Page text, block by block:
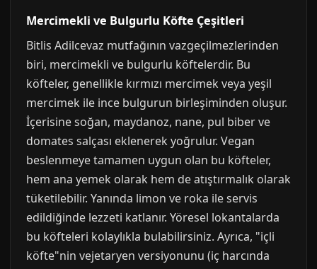
Mercimekli ve Bulgurlu Köfte Çeşitleri
Bitlis Adilcevaz mutfağının vazgeçilmezlerinden
biri, mercimekli ve bulgurlu köftelerdir. Bu
köfteler, genellikle kırmızı mercimek veya yeşil
mercimek ile ince bulgurun birleşiminden oluşur.
İçerisine soğan, maydanoz, nane, pul biber ve
domates salçası eklenerek yoğrulur. Vegan
beslenmeye tamamen uygun olan bu köfteler,
hem ana yemek olarak hem de atıştırmalık olarak
tüketilebilir. Yanında limon ve roka ile servis
edildiğinde lezzeti katlanır. Yöresel lokantalarda
bu köfteleri kolaylıkla bulabilirsiniz. Ayrıca, "içli
köfte"nin vejetaryen versiyonunu (iç harcında